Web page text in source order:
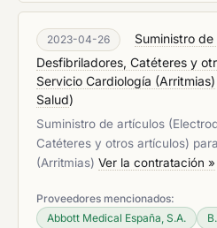
2023-04-26
Suministro
Desfibriladores, Catéteres y
Servicio Cardiología (Arritmias)
Salud)
Suministro de artículos
Catéteres y otros artículos)
(Arritmias) Ver la contratación »
Proveedores mencionados:
Abbott Medical España, S.A.